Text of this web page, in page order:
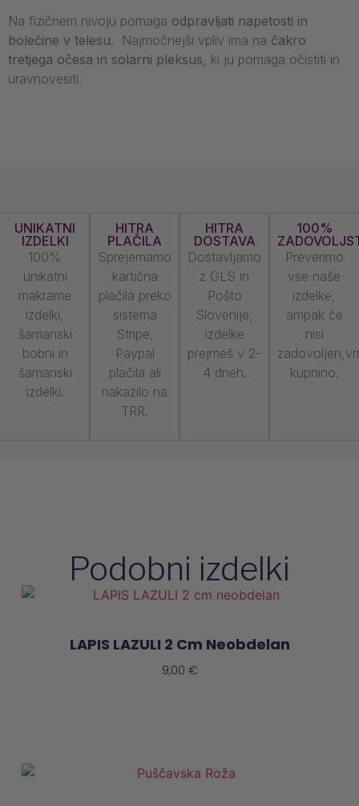
Na fizičnem nivoju pomaga odpravljati napetosti in
bolečine v telesu. Najmočnejši vpliv ima na čakro
tretjega očesa in solarni pleksus, ki ju pomaga očistiti in
uravnovesiti.
UNIKATNI
IZDELKI
100%
unikatni
makrame
izdelki,
šamanski
bobni in
šamanski
izdelki.
HITRA
PLAČILA
Sprejemamo
kartična
plačila preko
sistema
Stripe,
Paypal
plačila ali
nakazilo na
TRR.
HITRA
DOSTAVA
Dostavljamo
z GLS in
Pošto
Slovenije,
izdelke
prejmeš v 2-
4 dneh.
100%
Preverimo
vse naše
izdelke,
ampak če
nisi
kupnino.
Podobni izdelki
LAPIS LAZULI 2 Cm Neobdelan
9,00 €